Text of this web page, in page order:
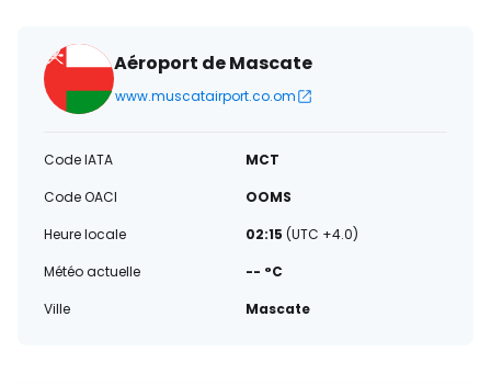
Aéroport de Mascate
www.muscatairport.co.om
Code IATA
MCT
Code OACI
OOMS
Heure locale
02:15 (UTC +4.0)
Météo actuelle
-- °C
Ville
Mascate